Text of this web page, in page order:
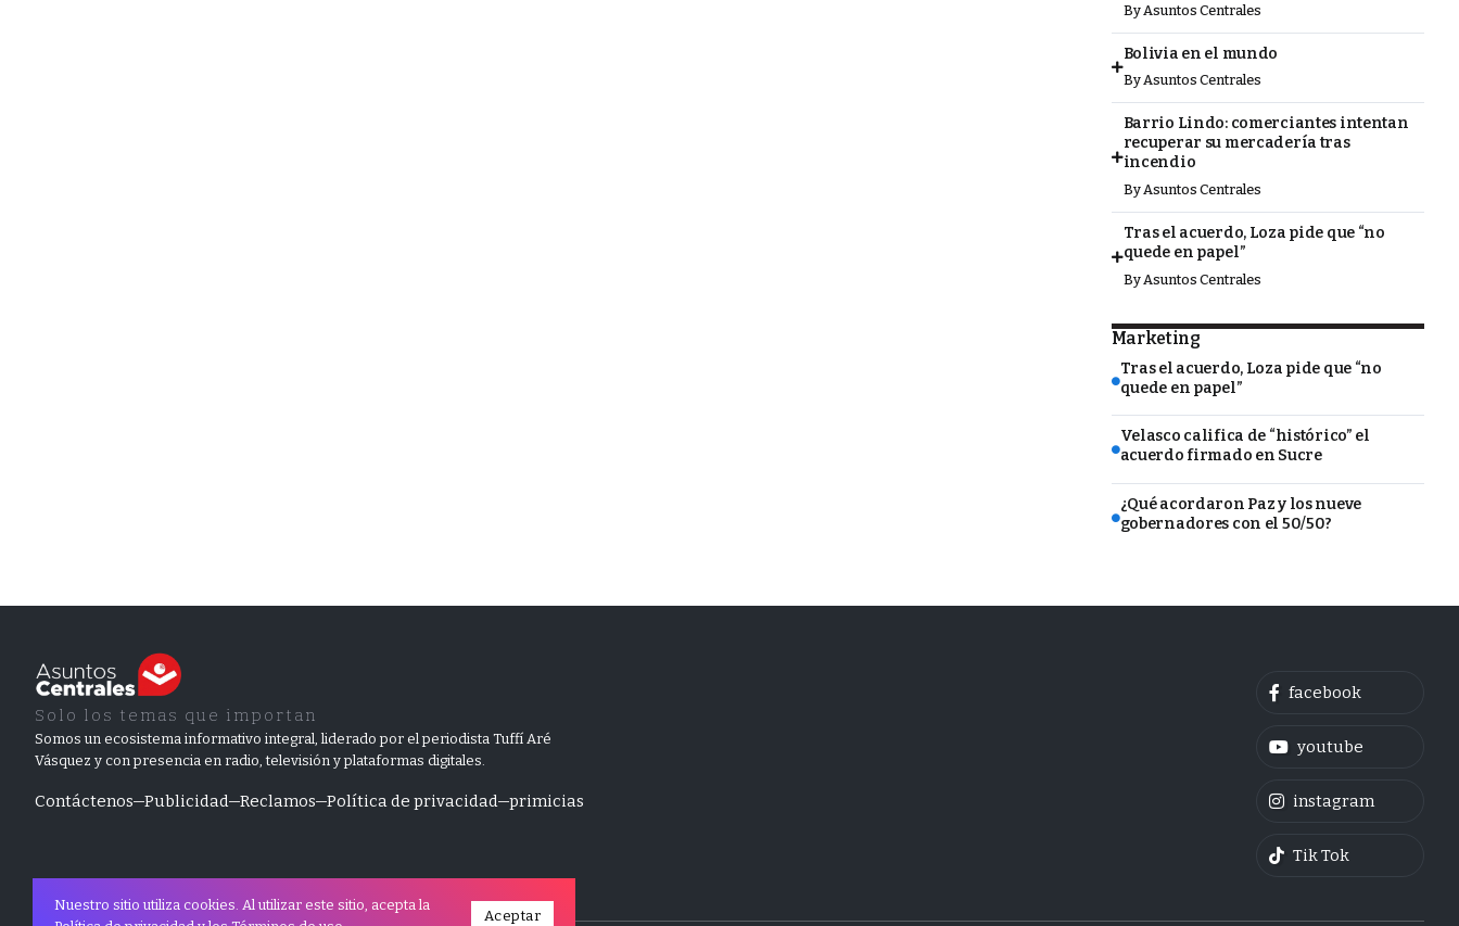
By Asuntos Centrales
Bolivia en el mundo
ByAsuntos Centrales
Barrio Lindo: comerciantes intentan
recuperar su mercadería tras
incendio
By Asuntos Centrales
Tras el acuerdo, Loza pide que “no
quede en papel”
By Asuntos Centrales
Marketing
Tras el acuerdo, Loza pide que “no
quede en papel”
Velasco califica de “histórico” el
acuerdo firmado en Sucre
¿Qué acordaron Paz y los nueve
gobernadores con el 50/50?
Solo los temas que importan
Somos un ecosistema informativo integral, liderado por el periodista Tuffí Aré
Vásquez y con presencia en radio, televisión y plataformas digitales.
Contáctenos Publicidad Reclamos Política de privacidad primicias
facebook
youtube
instagram
Tik Tok
Nuestro sitio utiliza cookies. Al utilizar este sitio, acepta la
Aceptar